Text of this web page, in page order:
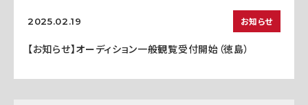
2025.02.19 お知らせ
【お知らせ】オーディション一般観覧受付開始（徳島）